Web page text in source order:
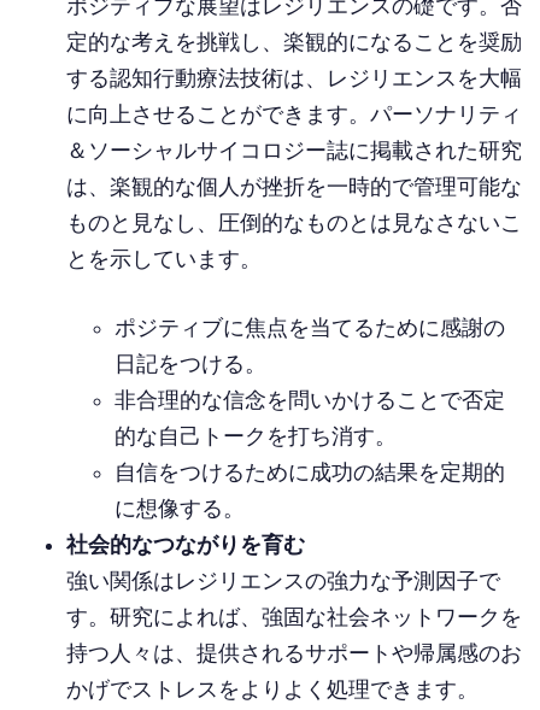
ポジティブな展望はレジリエンスの礎です。否
定的な考えを挑戦し、楽観的になることを奨励
する認知行動療法技術は、レジリエンスを大幅
に向上させることができます。パーソナリティ
＆ソーシャルサイコロジー誌に掲載された研究
は、楽観的な個人が挫折を一時的で管理可能な
ものと見なし、圧倒的なものとは見なさないこ
とを示しています。
ポジティブに焦点を当てるために感謝の
日記をつける。
非合理的な信念を問いかけることで否定
的な自己トークを打ち消す。
自信をつけるために成功の結果を定期的
に想像する。
社会的なつながりを育む
強い関係はレジリエンスの強力な予測因子で
す。研究によれば、強固な社会ネットワークを
持つ人々は、提供されるサポートや帰属感のお
かげでストレスをよりよく処理できます。